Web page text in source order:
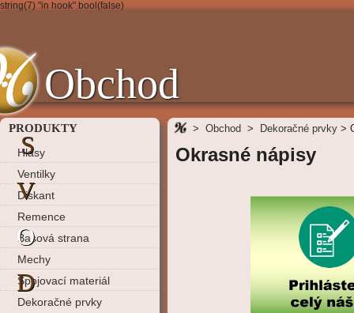
string(7) "in hook" bool(false)
Obchod
PRODUKTY
Hlasy
Ventilky
Diskant
Remence
Basová strana
Mechy
Spojovací materiál
Dekoračné prvky
S
V
O
D
> Obchod > Dekoračné prvky >
Okrasné nápisy